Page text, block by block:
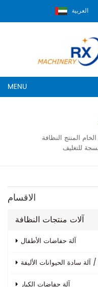
العربية
MENU
المنتج النظافة
الاقسام
آلات منتجات النظافة
آلة حفاضات الأطفال
سادة الحيوانات الأليفة
آلة حفاضات الكبار